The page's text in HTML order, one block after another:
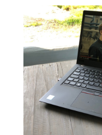
Artikkelivideomme
Youtubessa